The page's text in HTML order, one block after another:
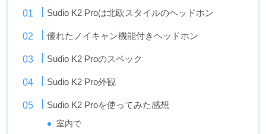
Sudio K2 Proは北欧スタイルのヘッドホン
優れたノイキャン機能付きヘッドホン
Sudio K2 Proのスペック
Sudio K2 Pro外観
Sudio K2 Proを使ってみた感想
室内で